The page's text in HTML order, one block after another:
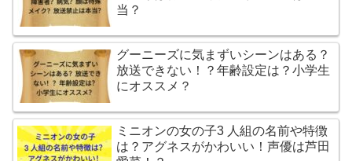
当？
グーニーズに気まずいシーンはある？
放送できない！？年齢設定は？小学生
にオススメ？
ミニオンの女の子3 人組の名前や特徴
は？アグネスがかわいい！声優は芦田